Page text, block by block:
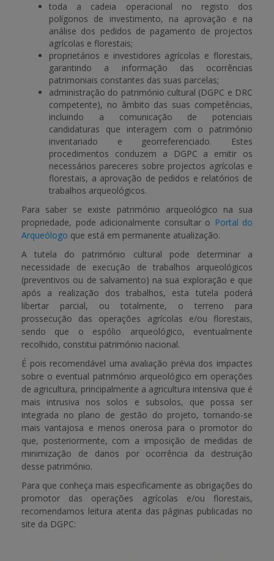
toda a cadeia operacional no registo dos
polígonos de investimento, na aprovação e na
análise dos pedidos de pagamento de projectos
agrícolas e florestais;
proprietários e investidores agrícolas e florestais,
garantindo a informação das ocorrências
patrimoniais constantes das suas parcelas;
administração do património cultural (DGPC e DRC
competente), no âmbito das suas competências,
incluindo a comunicação de potenciais
candidaturas que interagem com o património
inventariado e georreferenciado. Estes
procedimentos conduzem a DGPC a emitir os
necessários pareceres sobre projectos agrícolas e
florestais, a aprovação de pedidos e relatórios de
trabalhos arqueológicos.
Para saber se existe património arqueológico na sua
propriedade, pode adicionalmente consultar o Portal do
Arqueólogo que está em permanente atualização.
A tutela do património cultural pode determinar a
necessidade de execução de trabalhos arqueológicos
(preventivos ou de salvamento) na sua exploração e que
após a realização dos trabalhos, esta tutela poderá
libertar parcial, ou totalmente, o terreno para
prossecução das operações agrícolas e/ou florestais,
sendo que o espólio arqueológico, eventualmente
recolhido, constitui património nacional.
É pois recomendável uma avaliação prévia dos impactes
sobre o eventual património arqueológico em operações
de agricultura, principalmente a agricultura intensiva que é
mais intrusiva nos solos e subsolos, que possa ser
integrada no plano de gestão do projeto, tornando-se
mais vantajosa e menos onerosa para o promotor do
que, posteriormente, com a imposição de medidas de
minimização de danos por ocorrência da destruição
desse património.
Para que conheça mais especificamente as obrigações do
promotor das operações agrícolas e/ou florestais,
recomendamos leitura atenta das páginas publicadas no
site da DGPC: